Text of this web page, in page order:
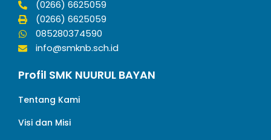
(0266) 6625059
(0266) 6625059
085280374590
info@smknb.sch.id
Profil SMK NUURUL BAYAN
Tentang Kami
Visi dan Misi